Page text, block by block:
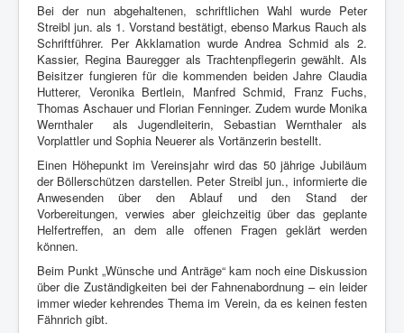
Bei der nun abgehaltenen, schriftlichen Wahl wurde Peter
Streibl jun. als 1. Vorstand bestätigt, ebenso Markus Rauch als
Schriftführer. Per Akklamation wurde Andrea Schmid als 2.
Kassier, Regina Bauregger als Trachtenpflegerin gewählt. Als
Beisitzer fungieren für die kommenden beiden Jahre Claudia
Hutterer, Veronika Bertlein, Manfred Schmid, Franz Fuchs,
Thomas Aschauer und Florian Fenninger. Zudem wurde Monika
Wernthaler als Jugendleiterin, Sebastian Wernthaler als
Vorplattler und Sophia Neuerer als Vortänzerin bestellt.
Einen Höhepunkt im Vereinsjahr wird das 50 jährige Jubiläum
der Böllerschützen darstellen. Peter Streibl jun., informierte die
Anwesenden über den Ablauf und den Stand der
Vorbereitungen, verwies aber gleichzeitig über das geplante
Helfertreffen, an dem alle offenen Fragen geklärt werden
können.
Beim Punkt „Wünsche und Anträge“ kam noch eine Diskussion
über die Zuständigkeiten bei der Fahnenabordnung – ein leider
immer wieder kehrendes Thema im Verein, da es keinen festen
Fähnrich gibt.